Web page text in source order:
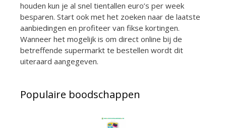
houden kun je al snel tientallen euro’s per week
besparen. Start ook met het zoeken naar de laatste
aanbiedingen en profiteer van fikse kortingen.
Wanneer het mogelijk is om direct online bij de
betreffende supermarkt te bestellen wordt dit
uiteraard aangegeven.
Populaire boodschappen